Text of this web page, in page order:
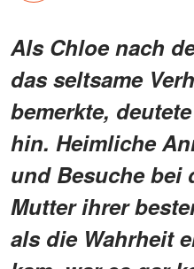
Als Chloe nach
das seltsame
bemerkte,
hin. Heimliche
und Besuche bei
Mutter ihrer
als die Wahrheit